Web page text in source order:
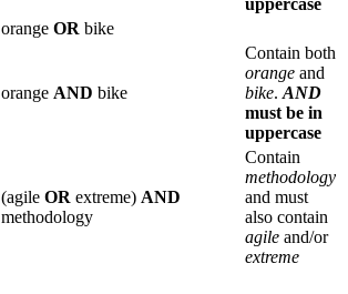
uppercase
orange OR bike
orange AND bike
Contain both
orange and
bike. AND
must be in
uppercase
(agile OR extreme) AND
methodology
Contain
methodology
and must
also contain
agile and/or
extreme